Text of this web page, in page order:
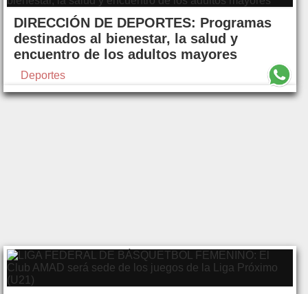
DIRECCIÓN DE DEPORTES: Programas
destinados al bienestar, la salud y
encuentro de los adultos mayores
Deportes